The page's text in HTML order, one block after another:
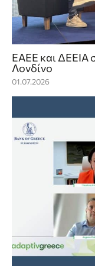
ΕΑΕΕ και ΔΕΕΙΑ
Λονδίνο
01.07.2026